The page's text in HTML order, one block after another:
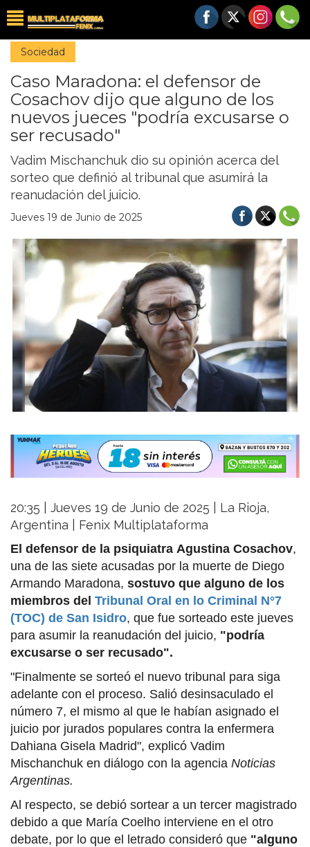
Sociedad
Caso Maradona: el defensor de
Cosachov dijo que alguno de los
nuevos jueces "podría excusarse o
ser recusado"
Vadim Mischanchuk dio su opinión acerca del
sorteo que definió al tribunal que asumirá la
reanudación del juicio.
Jueves 19 de Junio de 2025
20:35 | Jueves 19 de Junio de 2025 | La Rioja,
Argentina | Fenix Multiplataforma
El defensor de la psiquiatra Agustina Cosachov,
una de las siete acusadas por la muerte de Diego
Armando Maradona, sostuvo que alguno de los
miembros del Tribunal Oral en lo Criminal N°7
(TOC) de San Isidro, que fue sorteado este jueves
para asumir la reanudación del juicio, "podría
excusarse o ser recusado".
"Finalmente se sorteó el nuevo tribunal para siga
adelante con el proceso. Salió desinsaculado el
número 7, el mismo al que le habían asignado el
juicio por jurados populares contra la enfermera
Dahiana Gisela Madrid", explicó Vadim
Mischanchuk en diálogo con la agencia Noticias
Argentinas.
Al respecto, se debió sortear a un tercer magistrado
debido a que María Coelho interviene en el otro
debate, por lo que el letrado consideró que "alguno